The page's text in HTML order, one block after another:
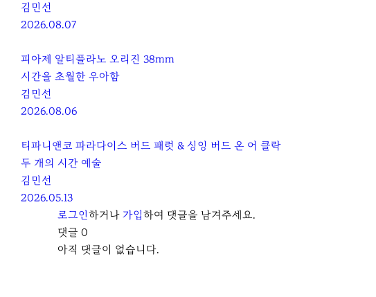
김민선
2026.08.07
피아제 알티플라노 오리진 38mm
시간을 초월한 우아함
김민선
2026.08.06
티파니앤코 파라다이스 버드 패럿 & 싱잉 버드 온 어 클락
두 개의 시간 예술
김민선
2026.05.13
로그인하거나가입하여 댓글을 남겨주세요.
댓글 0
아직 댓글이 없습니다.